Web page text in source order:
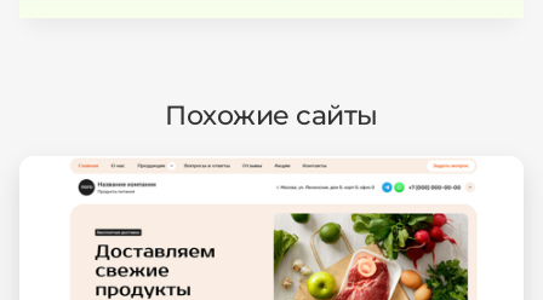
Похожие сайты